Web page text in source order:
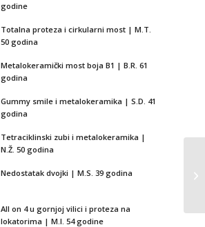
godine
Totalna proteza i cirkularni most | M.T.
50 godina
Metalokeramički most boja B1 | B.R. 61
godina
Gummy smile i metalokeramika | S.D. 41
godina
Tetraciklinski zubi i metalokeramika |
N.Ž. 50 godina
Nedostatak dvojki | M.S. 39 godina
All on 4 u gornjoj vilici i proteza na
lokatorima | M.I. 54 godine